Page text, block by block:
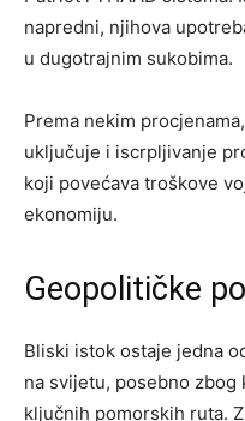
napredni, njihova
u dugotrajnim sukobima.
Prema nekim
uključuje i iscrpljivanje
koji povećava troškove
ekonomiju.
Geopolitičke
Bliski istok ostaje jedna
na svijetu, posebno
ključnih pomorskih ruta.